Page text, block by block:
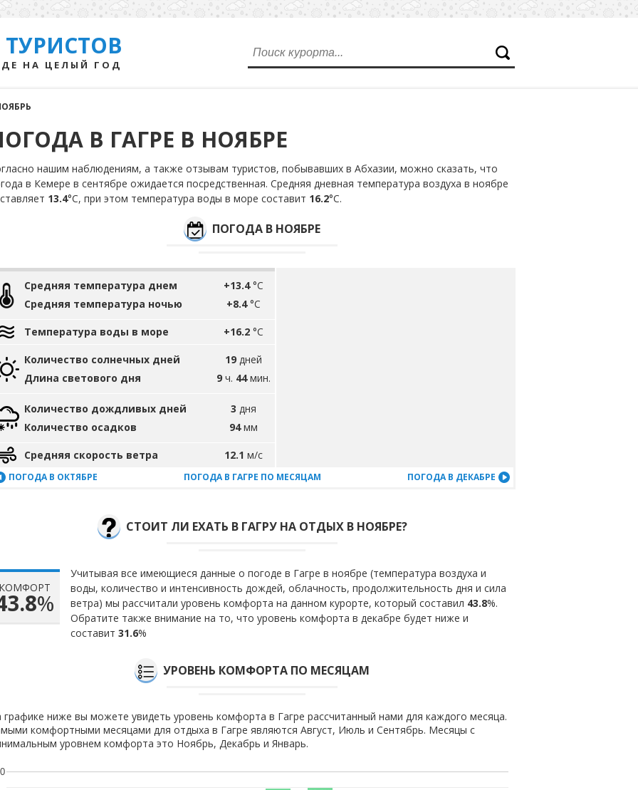
НА ЦЕЛЫЙ ГОД
В ГАГРЕ В НОЯБРЕ
нашим наблюдениям, а также отзывам туристов, побывавших в Абхазии, можно сказать, что
в Кемере в сентябре ожидается посредственная. Средняя дневная температура воздуха в ноябре
13.4°С, при этом температура воды в море составит 16.2°С.
ПОГОДА В НОЯБРЕ
Средняя температура днем
Средняя температура ночью
+13.4°C
+8.4°C
Температура воды в море +16.2 °C
Количество солнечных дней
Длина светового дня
19 дней
9 ч. 44мин.
Количество дождливых дней
Количество осадков
3 дня
94мм
Средняя скорость ветра 12.1 м/с
ПОГОДА В ОКТЯБРЕ ПОГОДА В ГАГРЕ ПО МЕСЯЦАМ ПОГОДА В ДЕКАБРЕ
СТОИТ ЛИ ЕХАТЬ В ГАГРУ НА ОТДЫХ В НОЯБРЕ?
КОМФОРТ
%
Учитывая все имеющиеся данные о погоде в Гагре в ноябре (температура воздуха и
воды, количество и интенсивность дождей, облачность, продолжительность дня и сила
ветра) мы рассчитали уровень комфорта на данном курорте, который составил 43.8%.
Обратите также внимание на то, что уровень комфорта в декабре будет ниже и
составит 31.6%
УРОВЕНЬ КОМФОРТА ПО МЕСЯЦАМ
графике ниже вы можете увидеть уровень комфорта в Гагре рассчитанный нами для каждого месяца.
комфортными месяцами для отдыха в Гагре являются Август, Июль и Сентябрь. Месяцы с
уровнем комфорта это Ноябрь, Декабрь и Январь.